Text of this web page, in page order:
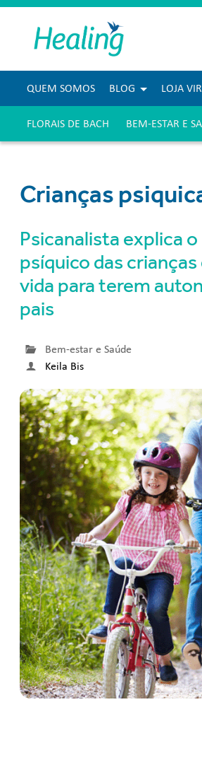
QUEM SOMOS BLOG LOJA
FLORAIS DE BACH BEM-ESTAR E
Crianças
Psicanalista explica
psíquico das
vida para terem
pais
Bem-estar e Saúde
Keila Bis